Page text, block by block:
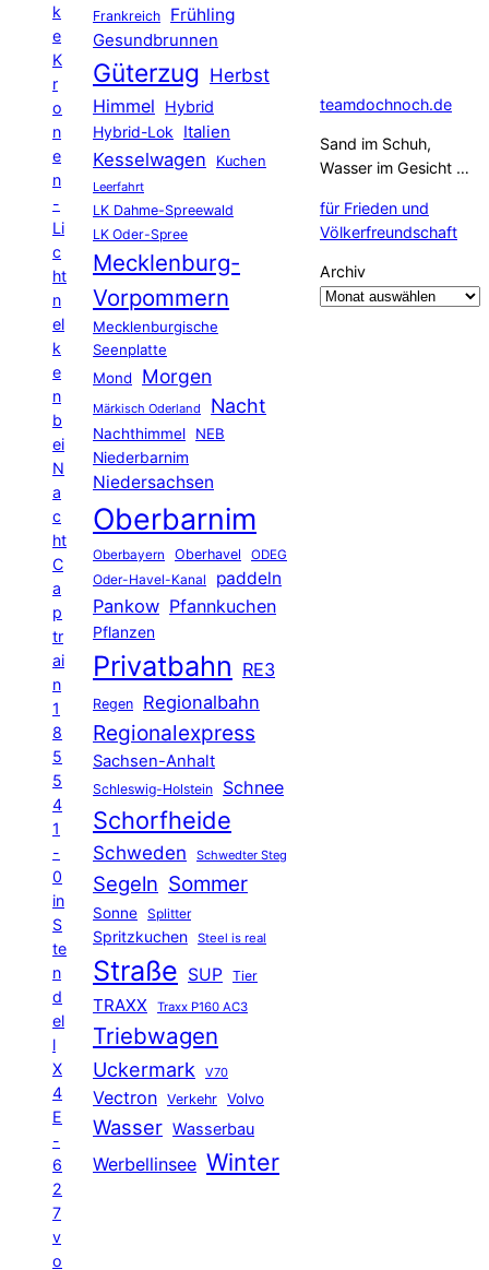
k
e
K
r
o
n
e
n
-
Li
c
ht
n
el
k
e
n
b
ei
N
a
c
ht
C
a
p
tr
ai
n
1
8
5
5
4
1
-
0
in
S
te
n
d
el
l
X
4
E
-
6
2
7
v
o
Frankreich Frühling
Gesundbrunnen
Güterzug Herbst
Himmel
Hybrid
Hybrid-Lok Italien
Kesselwagen Kuchen
Leerfahrt
LK Dahme-Spreewald
LK Oder-Spree
Mecklenburg-
Vorpommern
Mecklenburgische
Seenplatte
Mond
Morgen
Märkisch Oderland Nacht
Nachthimmel
NEB
Niederbarnim
Niedersachsen
Oberbarnim
Oberbayern Oberhavel ODEG
Oder-Havel-Kanal paddeln
Pankow Pfannkuchen
Pflanzen
Privatbahn RE3
Regen Regionalbahn
Regionalexpress
Sachsen-Anhalt
Schleswig-Holstein Schnee
Schorfheide
Schweden Schwedter Steg
Segeln Sommer
Sonne Splitter
Spritzkuchen Steel is real
Straße SUP Tier
TRAXX Traxx P160 AC3
Triebwagen
Uckermark V70
Vectron Verkehr Volvo
Wasser Wasserbau
Werbellinsee Winter
teamdochnoch.de
Sand im Schuh,
Wasser im Gesicht …
für Frieden und
Völkerfreundschaft
Archiv